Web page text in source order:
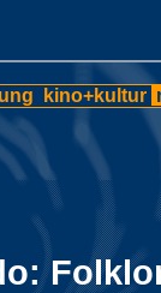
kino+kultur